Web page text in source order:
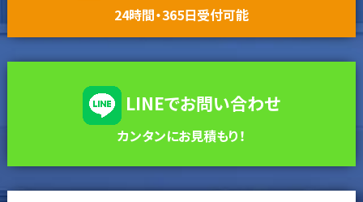
24時間・365日受付可能
LINEでお問い合わせ
カンタンにお見積もり！